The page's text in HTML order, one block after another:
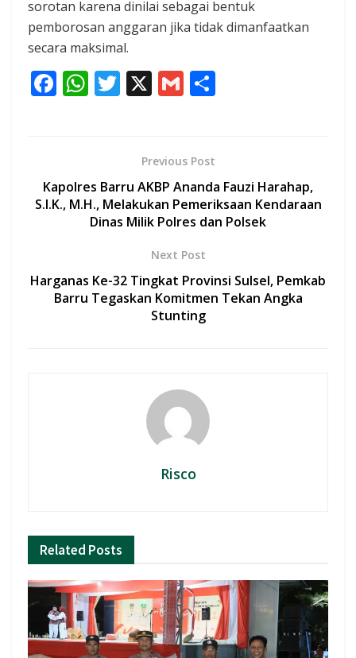
sorotan karena dinilai sebagai bentuk
pemborosan anggaran jika tidak dimanfaatkan
secara maksimal.
F
o
o
W
A
p
p
T
er
X G
l
Previous Post
Kapolres Barru AKBP Ananda Fauzi Harahap,
S.I.K., M.H., Melakukan Pemeriksaan Kendaraan
Dinas Milik Polres dan Polsek
Next Post
Harganas Ke-32 Tingkat Provinsi Sulsel, Pemkab
Barru Tegaskan Komitmen Tekan Angka
Stunting
Risco
Related Posts